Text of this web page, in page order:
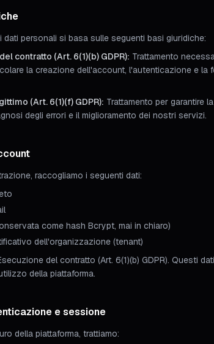
dati personali si basa sulle seguenti basi giuridiche:
contratto (Art. 6(1)(b) GDPR): Trattamento
la creazione dell'account, l'autenticazione e la
(Art. 6(1)(f) GDPR): Trattamento per garantire
degli errori e il miglioramento dei nostri servizi.
raccogliamo i seguenti dati:
come hash Bcrypt, mai in chiaro)
dell'organizzazione (tenant)
del contratto (Art. 6(1)(b) GDPR). Questi
della piattaforma.
e sessione
della piattaforma, trattiamo: